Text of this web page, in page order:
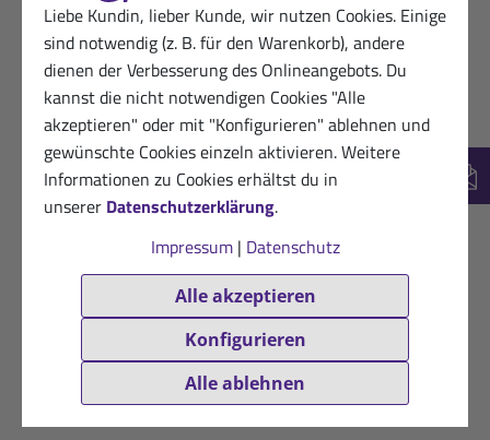
Liebe Kundin, lieber Kunde, wir nutzen Cookies. Einige
sind notwendig (z. B. für den Warenkorb), andere
dienen der Verbesserung des Onlineangebots. Du
kannst die nicht notwendigen Cookies "Alle
akzeptieren" oder mit "Konfigurieren" ablehnen und
gewünschte Cookies einzeln aktivieren. Weitere
Informationen zu Cookies erhältst du in
unserer Datenschutzerklärung.
Impressum| Datenschutz
Alle akzeptieren
Konfigurieren
Alle ablehnen
Deutsch(12)
Kundin von Sanct Bernhard Sport
☆☆
Geschmack nicht überzeugend
VERIFIZIERT Hilfreich? (1)
02.05.2022
Begeisterte Kundin von Sanct Bernhard
Sport
★★★★☆